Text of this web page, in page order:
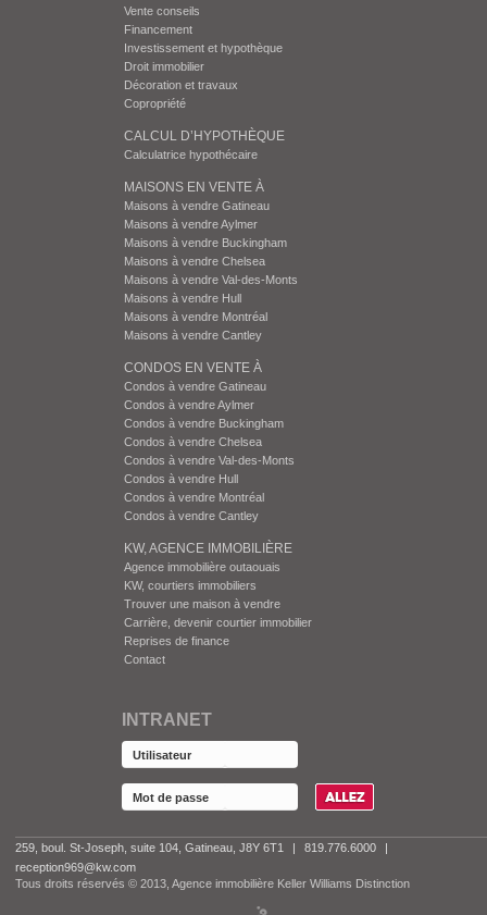
Vente conseils
Financement
Investissement et hypothèque
Droit immobilier
Décoration et travaux
Copropriété
CALCUL D’HYPOTHÈQUE
Calculatrice hypothécaire
MAISONS EN VENTE À
Maisons à vendre Gatineau
Maisons à vendre Aylmer
Maisons à vendre Buckingham
Maisons à vendre Chelsea
Maisons à vendre Val-des-Monts
Maisons à vendre Hull
Maisons à vendre Montréal
Maisons à vendre Cantley
CONDOS EN VENTE À
Condos à vendre Gatineau
Condos à vendre Aylmer
Condos à vendre Buckingham
Condos à vendre Chelsea
Condos à vendre Val-des-Monts
Condos à vendre Hull
Condos à vendre Montréal
Condos à vendre Cantley
KW, AGENCE IMMOBILIÈRE
Agence immobilière outaouais
KW, courtiers immobiliers
Trouver une maison à vendre
Carrière, devenir courtier immobilier
Reprises de finance
Contact
INTRANET
259, boul. St-Joseph, suite 104, Gatineau, J8Y 6T1 | 819.776.6000
|
reception969@kw.com
Tous droits réservés © 2013, Agence immobilière Keller Williams Distinction